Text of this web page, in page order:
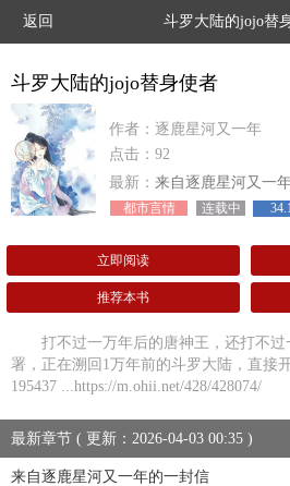
返回 斗罗大陆的jojo替
斗罗大陆的jojo替身使者
作者：逐鹿星河又一年
点击：92
最新： 来自逐鹿星河又一
都市言情 连载中
立即阅读
推荐本书
打不过一万年后的唐神王，还打不
署，正在溯回1万年前的斗罗大陆，直接
195437 ...https://m.ohii.net/428/428074/
最新章节 ( 更新：2026-04-03 00:35 )
来自逐鹿星河又一年的一封信